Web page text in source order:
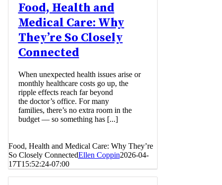
Food, Health and
Medical Care: Why
They’re So Closely
Connected
When unexpected health issues arise or
monthly healthcare costs go up, the
ripple effects reach far beyond
the doctor’s office. For many
families, there’s no extra room in the
budget — so something has [...]
Food, Health and Medical Care: Why They’re
So Closely ConnectedEllen Coppin2026-04-
17T15:52:24-07:00